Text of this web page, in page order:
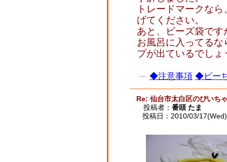
トレードマークな
げてください。
あと、ビーズ袋で
お風呂に入ってる
プが出ているでしょ
◆注意事項 ◆ビー
Re: 仙台市太白区のぴいち
投稿者： 番頭 たま
投稿日：2010/03/